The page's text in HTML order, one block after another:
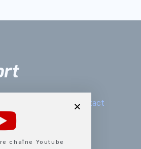
Contact
sport
chaîne Youtube